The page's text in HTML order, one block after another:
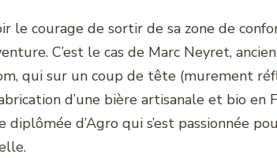
le courage de sortir de sa zone de
C’est le cas de Marc Neyret,
qui sur un coup de tête (murement
d’une bière artisanale et bio en
diplômée d’Agro qui s’est passionnée